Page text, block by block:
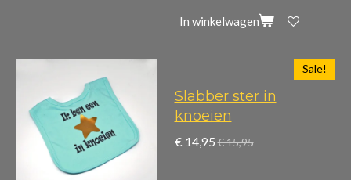
In winkelwagen
Sale!
Slabber ster in
knoeien
€ 14,95 € 15,95